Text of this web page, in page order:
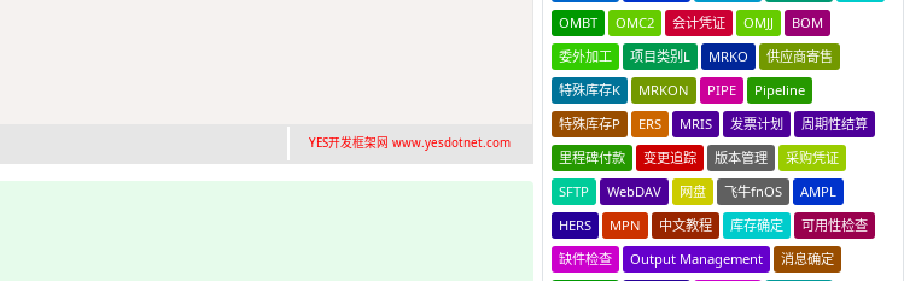
YES开发框架网 www.yesdotnet.com
OMBT
OMC2 会计凭证 OMJJ
BOM
委外加工
项目类别L MRKO
供应商寄售
特殊库存K
MRKON PIPE
Pipeline
特殊库存P
ERS MRIS 发票计划
周期性结算
里程碑付款
变更追踪 版本管理
采购凭证
SFTP
WebDAV 网盘 飞牛fnOS
AMPL
HERS
MPN 中文教程 库存确定
可用性检查
缺件检查
Output Management
消息确定